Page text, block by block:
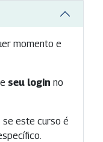
momento e
seu login no
se este curso é